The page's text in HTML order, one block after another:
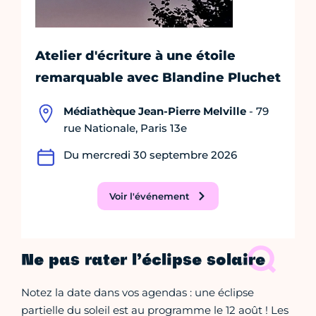
Atelier d'écriture à une étoile
remarquable avec Blandine Pluchet
Médiathèque Jean-Pierre Melville - 79
rue Nationale, Paris 13e
Du mercredi 30 septembre 2026
Voir l'événement
Ne pas rater l’éclipse solaire
Notez la date dans vos agendas : une éclipse
partielle du soleil est au programme le 12 août ! Les